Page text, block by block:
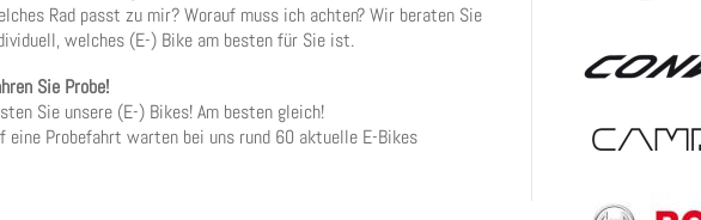
Rad passt zu mir? Worauf muss ich achten? Wir beraten Sie
welches (E-) Bike am besten für Sie ist.
Sie Probe!
Sie unsere (E-) Bikes! Am besten gleich!
eine Probefahrt warten bei uns rund 60 aktuelle E-Bikes